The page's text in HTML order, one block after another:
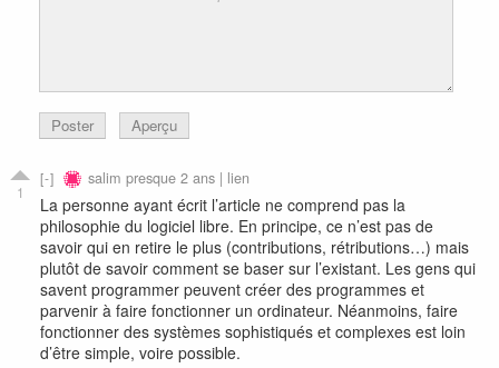
Poster Aperçu
1
salim presque 2 ans | lien
La personne ayant écrit l’article ne comprend pas la
philosophie du logiciel libre. En principe, ce n’est pas de
savoir qui en retire le plus (contributions, rétributions…) mais
plutôt de savoir comment se baser sur l’existant. Les gens qui
savent programmer peuvent créer des programmes et
parvenir à faire fonctionner un ordinateur. Néanmoins, faire
fonctionner des systèmes sophistiqués et complexes est loin
d’être simple, voire possible.